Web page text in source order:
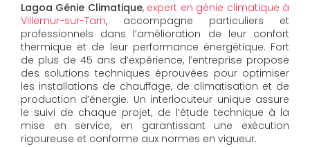
Lagoa Génie Climatique, expert en génie climatique à
Villemur-sur-Tarn, accompagne particuliers et
professionnels dans l’amélioration de leur confort
thermique et de leur performance énergétique. Fort
de plus de 45 ans d’expérience, l’entreprise propose
des solutions techniques éprouvées pour optimiser
les installations de chauffage, de climatisation et de
production d’énergie. Un interlocuteur unique assure
le suivi de chaque projet, de l’étude technique à la
mise en service, en garantissant une exécution
rigoureuse et conforme aux normes en vigueur.